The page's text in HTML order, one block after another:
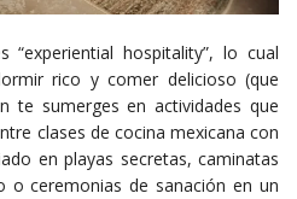
“experiential hospitality”, lo cual
rico y comer delicioso (que
te sumerges en actividades que
clases de cocina mexicana con
en playas secretas, caminatas
o ceremonias de sanación en un